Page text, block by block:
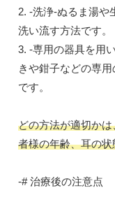
2. -洗浄-ぬるま湯や
洗い流す方法です。
3. -専用の器具を用
きや鉗子などの専
です。
どの方法が適切か
者様の年齢、耳の
-# 治療後の注意点